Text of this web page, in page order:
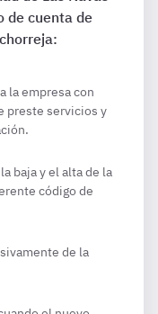
de cuenta de
la empresa con
preste servicios y
baja y el alta de la
código de
de la